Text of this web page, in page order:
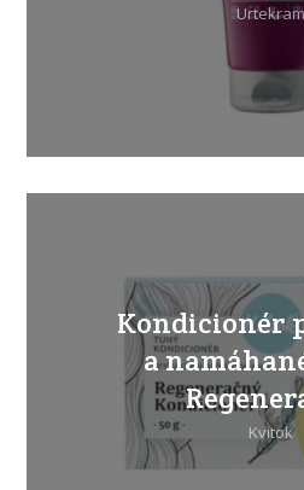
Urtekram
Kondicionér
a
Kvitok